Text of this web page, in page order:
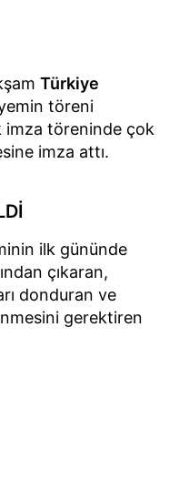
Türkiye
töreni
imza töreninde çok
imza attı.
ilk gününde
çıkaran,
donduran ve
gerektiren